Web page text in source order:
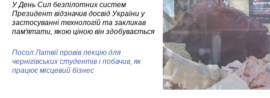
У День Сил безпілотних систем
Президент відзначив досвід України у
застосуванні технологій та закликав
пам'ятати, якою ціною він здобувається
Посол Латвії провів лекцію для
чернігівських студентів і побачив, як
працює місцевий бізнес